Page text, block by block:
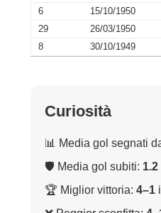
6
15/10/1950
29
26/03/1950
8
30/10/1949
Curiosità
📊 Media gol segnati
🛡 Media gol subiti: 1.2
🏆 Miglior vittoria: 4–1